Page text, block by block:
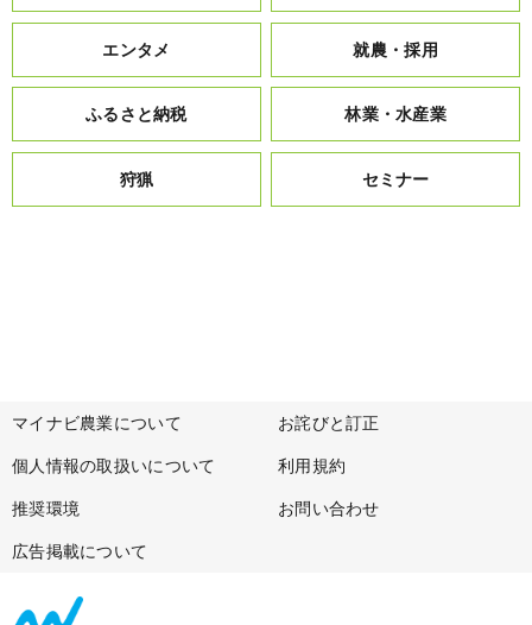
エンタメ 就農・採用
ふるさと納税 林業・水産業
狩猟 セミナー
マイナビ農業について お詫びと訂正
個人情報の取扱いについて 利用規約
推奨環境 お問い合わせ
広告掲載について